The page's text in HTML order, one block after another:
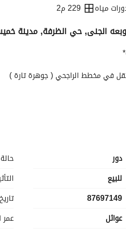
229 م2
ترخيص الإعلان
الجنى, حي الظرفة, مدينة
في مخطط الراجحي ( جوهرة تارة )
خاص
الف
كامل بضمان و صيانة دورية مجانيه و
دور
للبيع
87697149
عوائل
عمر